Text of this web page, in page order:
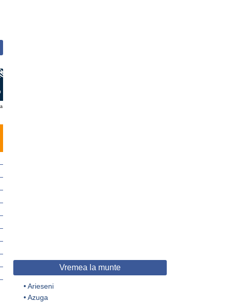
Vremea la munte
•Arieseni
•Azuga